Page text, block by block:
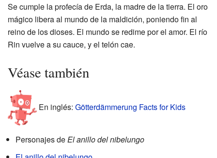
Se cumple la profecía de Erda, la madre de la tierra. El oro
mágico libera al mundo de la maldición, poniendo fin al
reino de los dioses. El mundo se redime por el amor. El río
Rin vuelve a su cauce, y el telón cae.
Véase también
En inglés: Götterdämmerung Facts for Kids
Personajes deEl anillo del nibelungo